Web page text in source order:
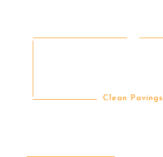
Clean Pavings